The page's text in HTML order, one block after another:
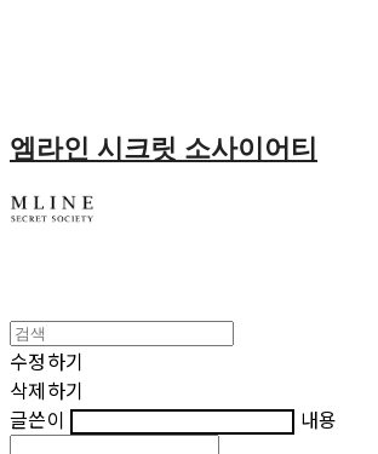
엠라인 시크릿 소사이어티
수정하기
삭제하기
글쓴이
내용